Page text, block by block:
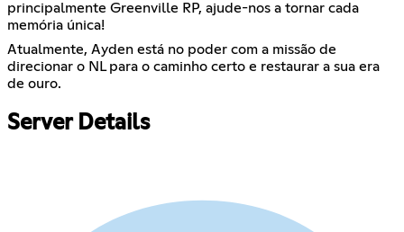
principalmente Greenville RP, ajude-nos a tornar cada
memória única!
Atualmente, Ayden está no poder com a missão de
direcionar o NL para o caminho certo e restaurar a sua era
de ouro.
Server Details